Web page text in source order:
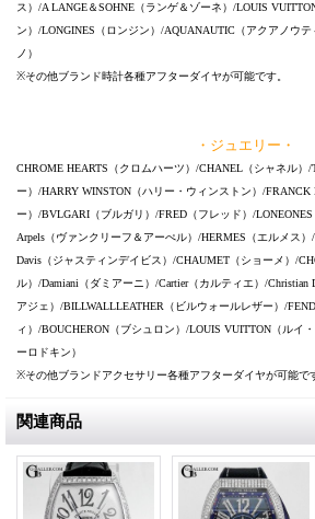
ス）/A LANGE＆SOHNE（ランゲ＆ゾーネ）/LOUIS
ン）/LONGINES（ロンジン）/AQUANAUTIC（アクアノウテ
ノ）
※その他ブランド時計各種アフターダイヤが可能です。
・ジュエリー・
CHROME HEARTS（クロムハーツ）/CHANEL（シャネル）/
ー）/HARRY WINSTON（ハリー・ウィンストン）/
ー）/BVLGARI（ブルガリ）/FRED（フレッド）/LONEONES
Arpels（ヴァンクリーフ＆アーぺル）/HERMES（エルメス
Davis（ジャスティンデイビス）/CHAUMET（ショーメ）/
ル）/Damiani（ダミアーニ）/Cartier（カルティエ）/
アジェ）/BILLWALLLEATHER（ビルウォールレザー）/
ィ）/BOUCHERON（ブシュロン）/LOUIS VUITTON（ルイ
ーロドキン）
※その他ブランドアクセサリー各種アフターダイヤが可能で
関連商品